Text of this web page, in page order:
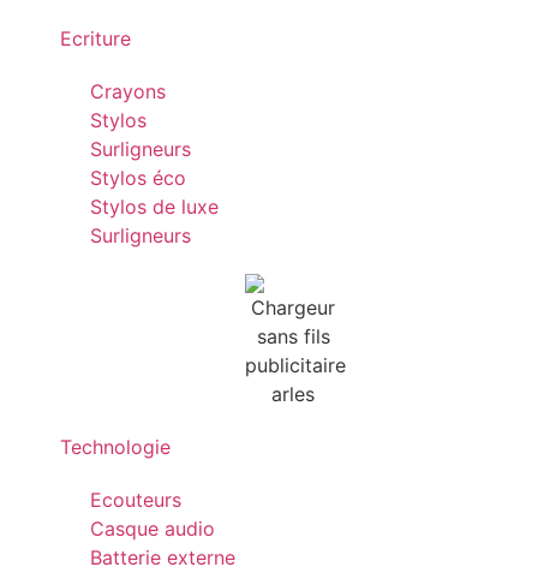
Ecriture
Crayons
Stylos
Surligneurs
Stylos éco
Stylos de luxe
Surligneurs
Technologie
Ecouteurs
Casque audio
Batterie externe